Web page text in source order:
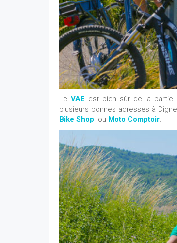
LeVAE est bien sûr de la partie
plusieurs bonnes adresses à
Bike Shop ou Moto Comptoir.